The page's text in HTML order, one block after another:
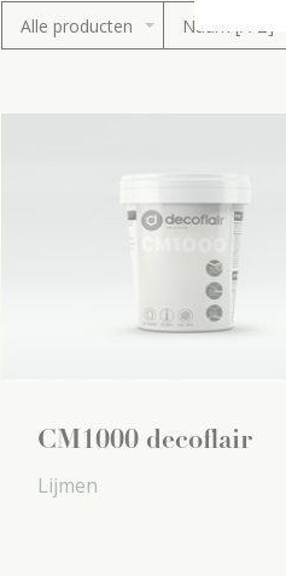
Alle producten Naam [A-Z]
CM1000 decoflair
Lijmen